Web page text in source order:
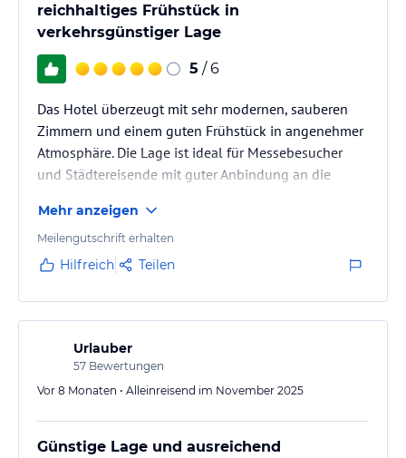
reichhaltiges Frühstück in
verkehrsgünstiger Lage
5 / 6
Das Hotel überzeugt mit sehr modernen, sauberen
Zimmern und einem guten Frühstück in angenehmer
Atmosphäre. Die Lage ist ideal für Messebesucher
und Städtereisende mit guter Anbindung an die
komfortablen Ausstattung und des freundlichen
Service problemlos weiterempfehlen.
Mehr anzeigen
Meilengutschrift erhalten
Hilfreich Teilen
Urlauber
57 Bewertungen
Vor 8 Monaten • Alleinreisend im November 2025
Günstige Lage und ausreichend